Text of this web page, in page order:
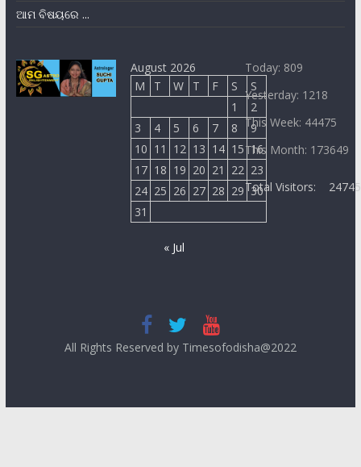
ଆମ ବିଷୟରେ ...
August 2026
M
T W T F S
S
1
2
3
4 5 6 7 8
9
10 11 12 13 14 15 16
17 18 19 20 21 22 23
24 25 26 27 28 29 30
31
« Jul
Today: 809
Yesterday: 1218
This Week: 44475
This Month: 173649
Total Visitors:
All Rights Reserved by Timesofodisha@2022